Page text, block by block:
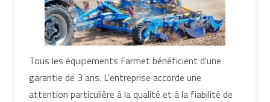
Tous les équipements Farmet bénéficient d'une
garantie de 3 ans. L'entreprise accorde une
attention particulière à la qualité et à la fiabilité de